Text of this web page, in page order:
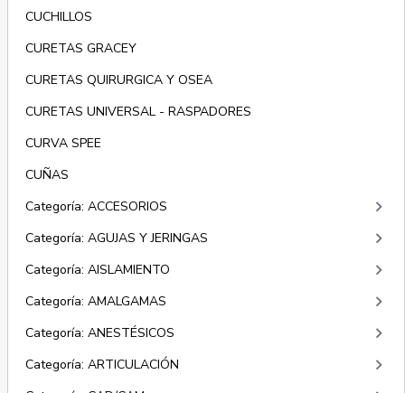
CUCHILLOS
CURETAS GRACEY
CURETAS QUIRURGICA Y OSEA
CURETAS UNIVERSAL - RASPADORES
CURVA SPEE
CUÑAS
Categoría: ACCESORIOS
keyboard_arrow_right
Categoría: AGUJAS Y JERINGAS keyboard_arrow_right
Categoría: AISLAMIENTO keyboard_arrow_right
Categoría: AMALGAMAS keyboard_arrow_right
Categoría: ANESTÉSICOS keyboard_arrow_right
Categoría: ARTICULACIÓN keyboard_arrow_right